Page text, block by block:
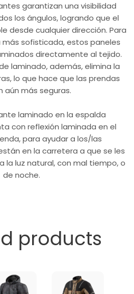
garantizan una visibilidad
los ángulos, logrando que el
desde cualquier dirección. Para
sofisticada, estos paneles
directamente al tejido.
laminado, además, elimina la
lo que hace que las prendas
aún más seguras.
laminado en la espalda
con reflexión laminada en el
para ayudar a los/las
en la carretera a que se les
la luz natural, con mal tiempo, o
de noche.
products